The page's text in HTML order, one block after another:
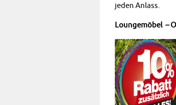
jeden Anlass.
Loungemöbel –